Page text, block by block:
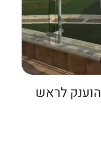
אות החלוץ 2026 הוענק לראש